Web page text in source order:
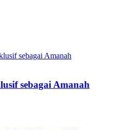
sebagai Amanah